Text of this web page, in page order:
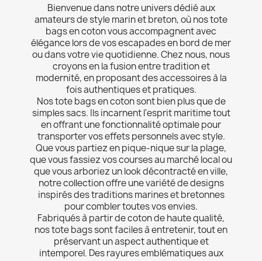
Bienvenue dans notre univers dédié aux
amateurs de style marin et breton, où nos tote
bags en coton vous accompagnent avec
élégance lors de vos escapades en bord de mer
ou dans votre vie quotidienne. Chez nous, nous
croyons en la fusion entre tradition et
modernité, en proposant des accessoires à la
fois authentiques et pratiques.
Nos tote bags en coton sont bien plus que de
simples sacs. Ils incarnent l'esprit maritime tout
en offrant une fonctionnalité optimale pour
transporter vos effets personnels avec style.
Que vous partiez en pique-nique sur la plage,
que vous fassiez vos courses au marché local ou
que vous arboriez un look décontracté en ville,
notre collection offre une variété de designs
inspirés des traditions marines et bretonnes
pour combler toutes vos envies.
Fabriqués à partir de coton de haute qualité,
nos tote bags sont faciles à entretenir, tout en
préservant un aspect authentique et
intemporel. Des rayures emblématiques aux